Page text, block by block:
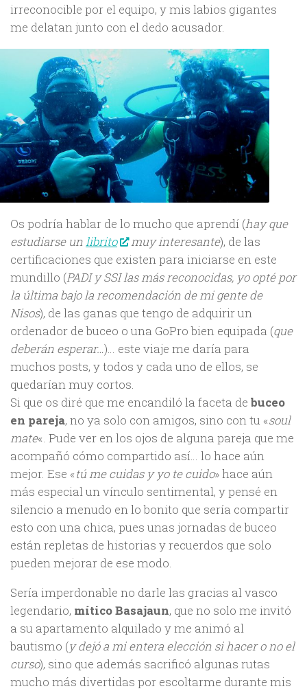
irreconocible por el equipo, y mis labios gigantes
me delatan junto con el dedo acusador.
Os podría hablar de lo mucho que aprendí (hay que
estudiarse unlibrito muy interesante), de las
certificaciones que existen para iniciarse en este
mundillo (PADI y SSI las más reconocidas, yo opté por
la última bajo la recomendación de mi gente de
Nisos), de las ganas que tengo de adquirir un
ordenador de buceo o una GoPro bien equipada (que
deberán esperar…)… este viaje me daría para
muchos posts, y todos y cada uno de ellos, se
quedarían muy cortos.
Si que os diré que me encandiló la faceta de buceo
en pareja, no ya solo con amigos, sino con tu «soul
mate«. Pude ver en los ojos de alguna pareja que me
acompañó cómo compartido así… lo hace aún
mejor. Ese «tú me cuidas y yo te cuido» hace aún
más especial un vínculo sentimental, y pensé en
silencio a menudo en lo bonito que sería compartir
esto con una chica, pues unas jornadas de buceo
están repletas de historias y recuerdos que solo
pueden mejorar de ese modo.
Sería imperdonable no darle las gracias al vasco
legendario, mítico Basajaun, que no solo me invitó
a su apartamento alquilado y me animó al
bautismo (y dejó a mi entera elección si hacer o no el
curso), sino que además sacrificó algunas rutas
mucho más divertidas por escoltarme durante mis